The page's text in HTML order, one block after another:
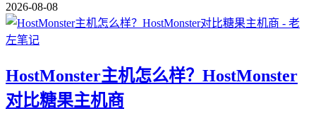
2026-08-08
HostMonster主机怎么样？HostMonster
对比糖果主机商